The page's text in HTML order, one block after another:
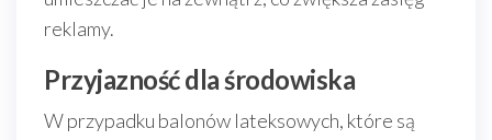
reklamy.
Przyjazność dla środowiska
W przypadku balonów lateksowych, które są